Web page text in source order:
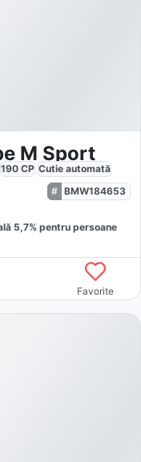
M Sport
190 CP Cutie automată
BMW184653
5,7% pentru persoane
Favorite